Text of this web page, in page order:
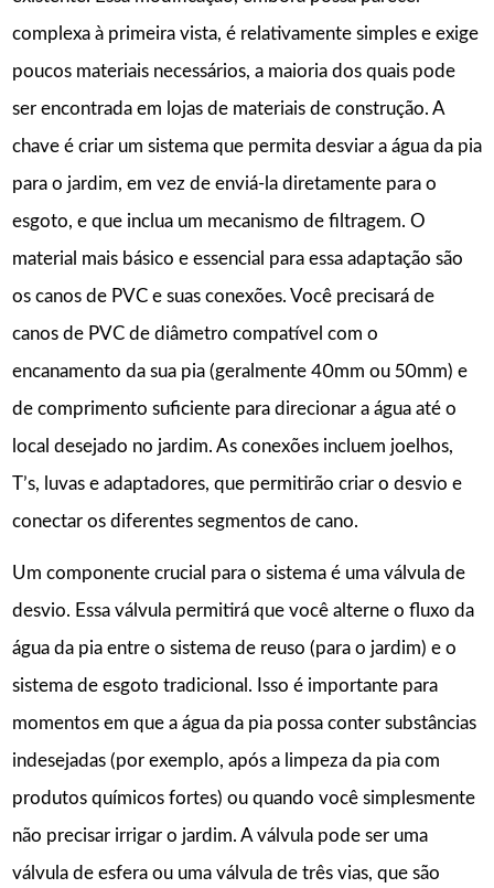
complexa à primeira vista, é relativamente simples e exige
poucos materiais necessários, a maioria dos quais pode
ser encontrada em lojas de materiais de construção. A
chave é criar um sistema que permita desviar a água da pia
para o jardim, em vez de enviá-la diretamente para o
esgoto, e que inclua um mecanismo de filtragem. O
material mais básico e essencial para essa adaptação são
os canos de PVC e suas conexões. Você precisará de
canos de PVC de diâmetro compatível com o
encanamento da sua pia (geralmente 40mm ou 50mm) e
de comprimento suficiente para direcionar a água até o
local desejado no jardim. As conexões incluem joelhos,
T’s, luvas e adaptadores, que permitirão criar o desvio e
conectar os diferentes segmentos de cano.
Um componente crucial para o sistema é uma válvula de
desvio. Essa válvula permitirá que você alterne o fluxo da
água da pia entre o sistema de reuso (para o jardim) e o
sistema de esgoto tradicional. Isso é importante para
momentos em que a água da pia possa conter substâncias
indesejadas (por exemplo, após a limpeza da pia com
produtos químicos fortes) ou quando você simplesmente
não precisar irrigar o jardim. A válvula pode ser uma
válvula de esfera ou uma válvula de três vias, que são